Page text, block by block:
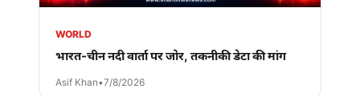
WORLD
भारत-चीन नदी वार्ता पर जोर, तकनीकी डेटा की मांग
Asif Khan•7/8/2026